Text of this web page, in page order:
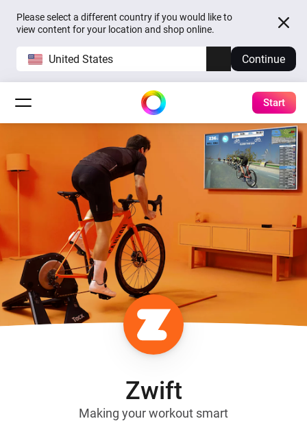
Please select a different country if you would like to
view content for your location and shop online.
United States Continue
Start
Zwift
Making your workout smart